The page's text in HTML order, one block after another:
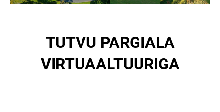
TUTVU PARGIALA
VIRTUAALTUURIGA